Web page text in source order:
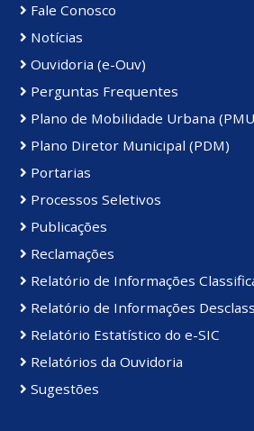
Fale Conosco
Notícias
Ouvidoria (e-Ouv)
Perguntas Frequentes
Plano de Mobilidade Urbana
Plano Diretor Municipal (PDM)
Portarias
Processos Seletivos
Publicações
Reclamações
Relatório de Informações
Relatório de Informações
Relatório Estatístico do e-SIC
Relatórios da Ouvidoria
Sugestões